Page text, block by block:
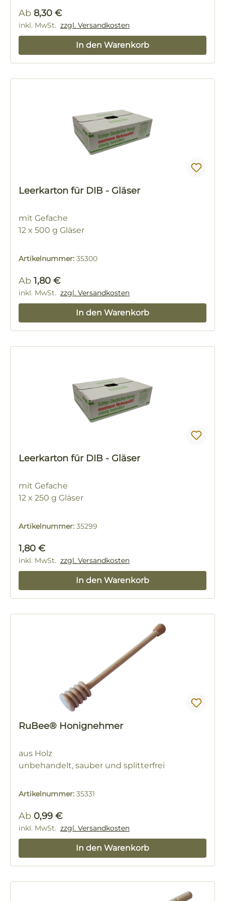
Regulärer Preis:
Ab 8,30 €
inkl. MwSt. zzgl. Versandkosten
In den Warenkorb
Leerkarton für DIB - Gläser
mit Gefache
12 x 500 g Gläser
Artikelnummer: 35300
Regulärer Preis:
Ab 1,80 €
inkl. MwSt. zzgl. Versandkosten
In den Warenkorb
Leerkarton für DIB - Gläser
mit Gefache
12 x 250 g Gläser
Artikelnummer: 35299
Regulärer Preis:
1,80 €
inkl. MwSt. zzgl. Versandkosten
In den Warenkorb
RuBee® Honignehmer
aus Holz
unbehandelt, sauber und splitterfrei
Artikelnummer: 35331
Regulärer Preis:
Ab 0,99 €
inkl. MwSt. zzgl. Versandkosten
In den Warenkorb